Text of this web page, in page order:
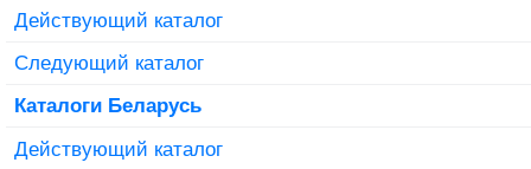
Действующий каталог
Следующий каталог
Каталоги Беларусь
Действующий каталог